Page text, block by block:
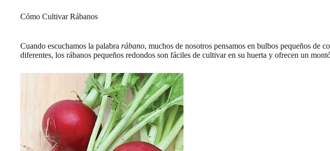
Cómo Cultivar Rábanos
Cuando escuchamos la palabra rábano, muchos de nosotros pensamos en bulbos pequeños de
diferentes, los rábanos pequeños redondos son fáciles de cultivar en su huerta y ofrecen un